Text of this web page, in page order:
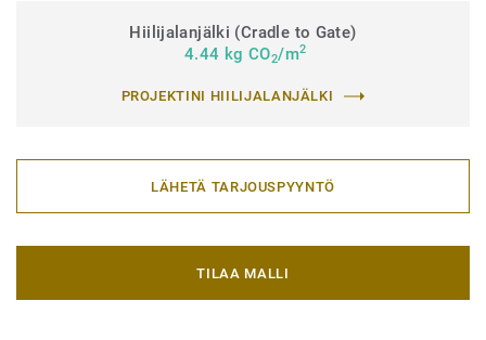
Hiilijalanjälki (Cradle to Gate)
4.44 kg CO2/m2
PROJEKTINI HIILIJALANJÄLKI
LÄHETÄ TARJOUSPYYNTÖ
TILAA MALLI